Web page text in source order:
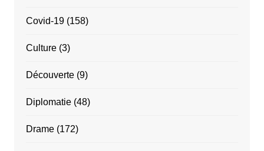
Covid-19(158)
Culture(3)
Découverte(9)
Diplomatie(48)
Drame(172)